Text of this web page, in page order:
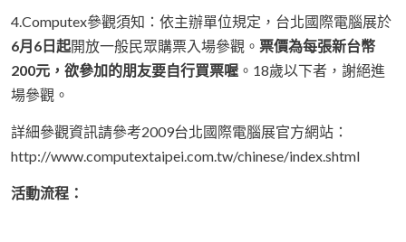
4.Computex參觀須知：依主辦單位規定，台北國際電腦展於
6月6日起開放一般民眾購票入場參觀。 票價為每張新台幣
200元，欲參加的朋友要自行買票喔 。18歲以下者，謝絕進
場參觀。
詳細參觀資訊請參考2009台北國際電腦展官方網站：
http://www.computextaipei.com.tw/chinese/index.shtml
活動流程：